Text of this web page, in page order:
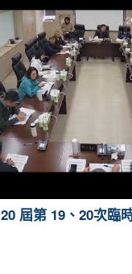
屆第 19、20次臨